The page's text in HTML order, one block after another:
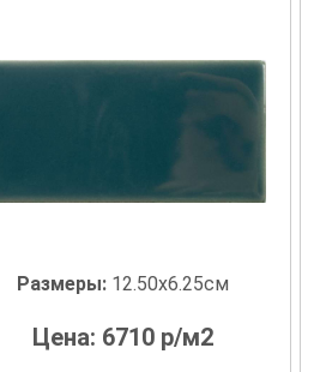
Размеры: 12.50x6.25см
Цена: 6710 р/м2